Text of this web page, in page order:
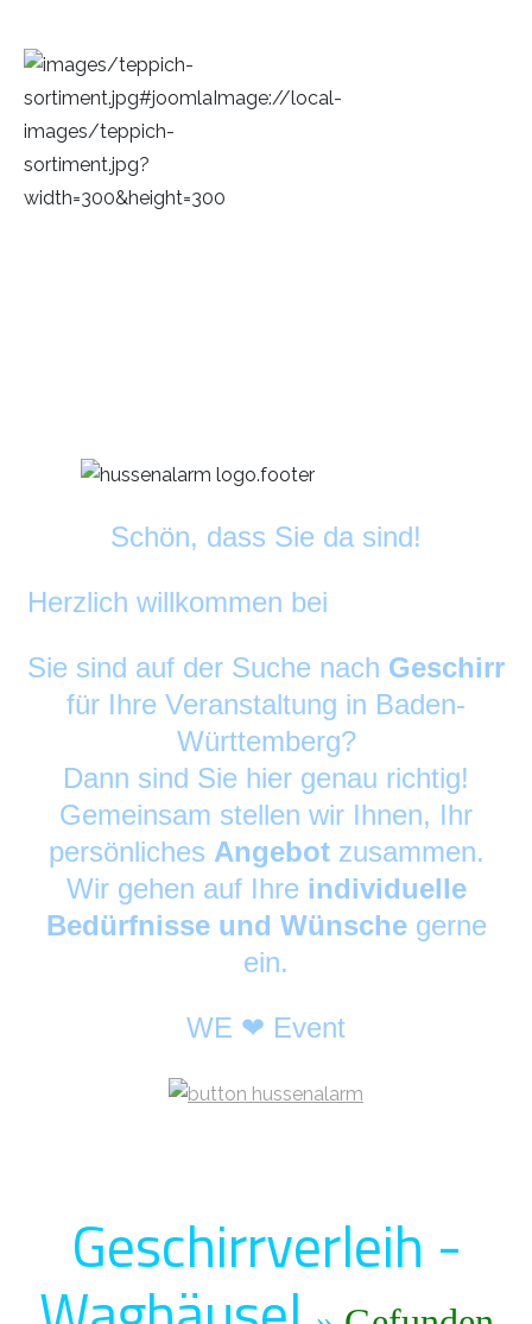
Schön, dass Sie da sind!
Herzlich willkommen bei
Sie sind auf der Suche nach Geschirr
für Ihre Veranstaltung in Baden-
Württemberg?
Dann sind Sie hier genau richtig!
Gemeinsam stellen wir Ihnen, Ihr
persönliches Angebot zusammen.
Wir gehen auf Ihre individuelle
Bedürfnisse und Wünschegerne
ein.
WE ❤ Event
Geschirrverleih -